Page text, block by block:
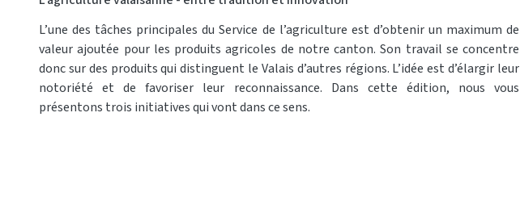
L’une des tâches principales du Service de l’agriculture est d’obtenir un maximum de
valeur ajoutée pour les produits agricoles de notre canton. Son travail se concentre
donc sur des produits qui distinguent le Valais d’autres régions. L’idée est d’élargir leur
notoriété et de favoriser leur reconnaissance. Dans cette édition, nous vous
présentons trois initiatives qui vont dans ce sens.